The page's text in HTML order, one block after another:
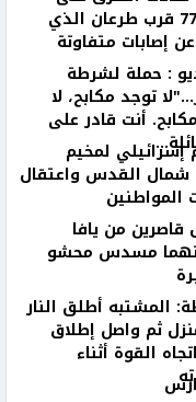
شارع 77 قرب طرعان الذي
إصابات متفاوتة
: حملة لشرطة
توجد مكابح، لا
أنت قادر على
إسرائيلي لمخيم
شمال القدس واعتقال
المواطنين
قاصرين من يافا
مسدس محشو
المشتبه أطلق النار
ثم واصل إطلاق
القوة أثناء